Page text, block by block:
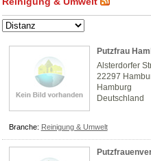
Putzfrau
Alsterdorfer
22297
Hamburg
Deutschland
Branche: Reinigung & Umwelt